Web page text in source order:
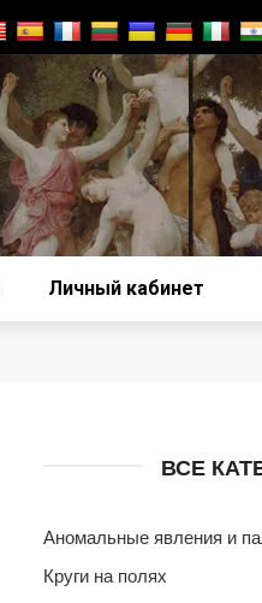
Личный кабинет
ВСЕ
Аномальные явления и
Круги на полях